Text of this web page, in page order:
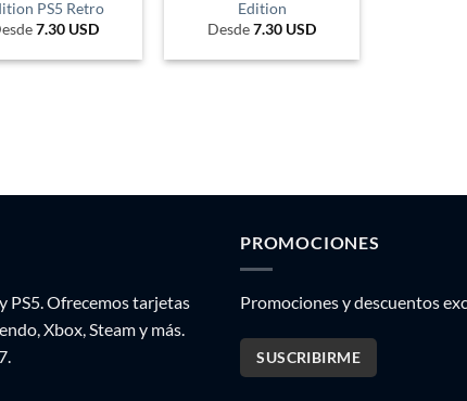
PS5 Retro
7.30 USD
Edition
Desde7.30 USD
PS5. Ofrecemos tarjetas
Xbox, Steam y más.
PROMOCIONES
Promociones y descuentos
SUSCRIBIRME